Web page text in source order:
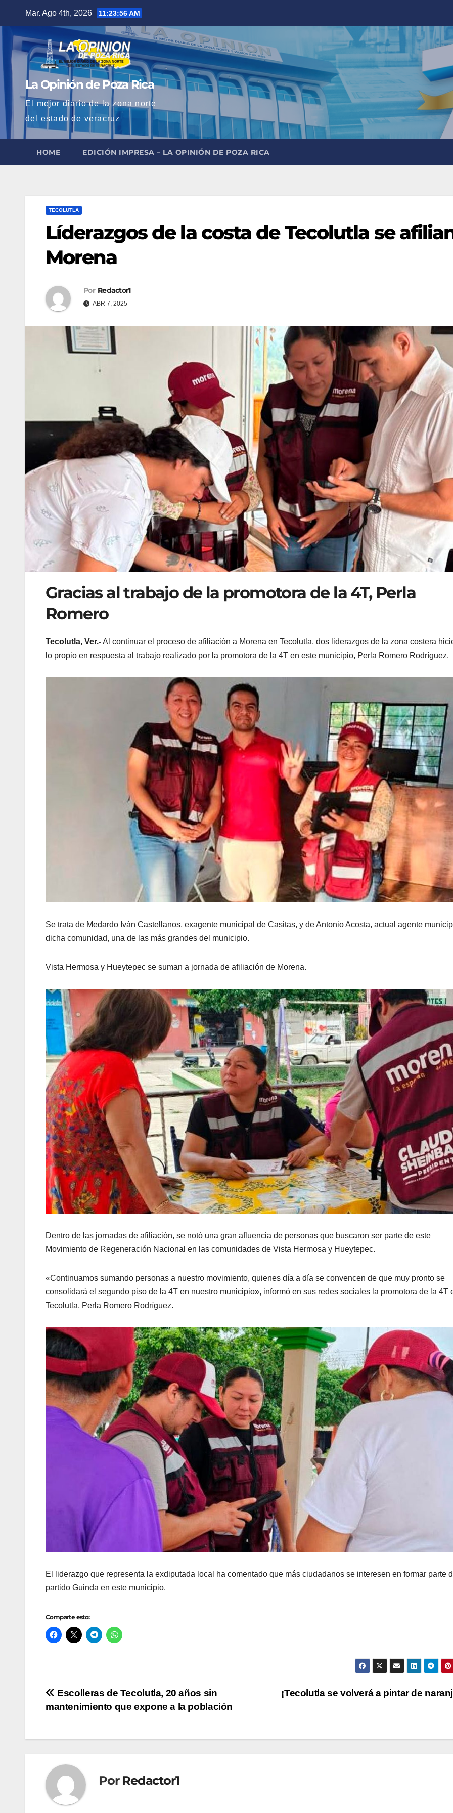
contenido
Mar. Ago 4th, 2026 11:23:58 AM
La Opinión de Poza Rica
El mejor diario de la zona norte
del estado de veracruz
HOME EDICIÓN IMPRESA – LA OPINIÓN DE POZA RICA
TECOLUTLA
Líderazgos de la costa de Tecolutla se
Morena
Por Redactor1
ABR 7, 2025
Gracias al trabajo de la promotora de la 4T, Perla
Romero
Tecolutla, Ver.-Al continuar el proceso de afiliación a Morena en Tecolutla, dos liderazgos de la zona costera
lo propio en respuesta al trabajo realizado por la promotora de la 4T en este municipio, Perla Romero Rodríguez.
Se trata de Medardo Iván Castellanos, exagente municipal de Casitas, y de Antonio Acosta, actual agente
dicha comunidad, una de las más grandes del municipio.
Vista Hermosa y Hueytepec se suman a jornada de afiliación de Morena.
Dentro de las jornadas de afiliación, se notó una gran afluencia de personas que buscaron ser parte de este
Movimiento de Regeneración Nacional en las comunidades de Vista Hermosa y Hueytepec.
«Continuamos sumando personas a nuestro movimiento, quienes día a día se convencen de que muy pronto se
consolidará el segundo piso de la 4T en nuestro municipio», informó en sus redes sociales la promotora de la 4T
Tecolutla, Perla Romero Rodríguez.
El liderazgo que representa la exdiputada local ha comentado que más ciudadanos se interesen en formar parte
partido Guinda en este municipio.
Comparte esto:
Navegación
entradas
¡Tecolutla se volverá a pintar de
Escolleras de Tecolutla, 20 años sin
mantenimiento que expone a la población
Por Redactor1